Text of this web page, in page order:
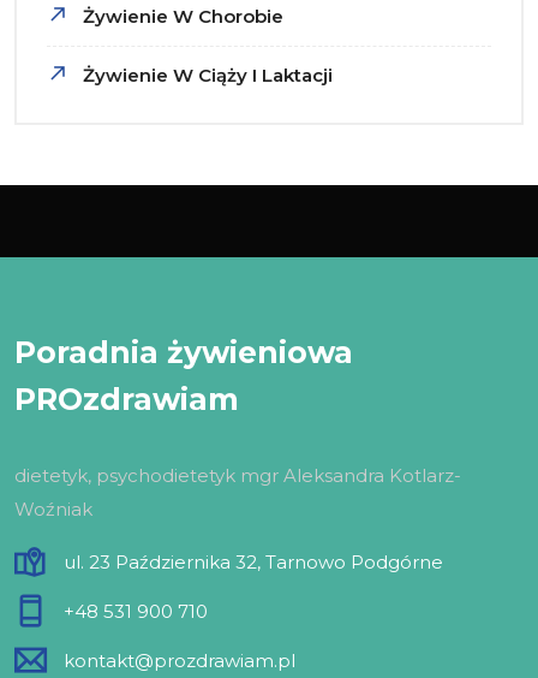
Żywienie W Chorobie
Żywienie W Ciąży I Laktacji
Poradnia żywieniowa
PROzdrawiam
dietetyk, psychodietetyk mgr Aleksandra Kotlarz-
Woźniak
ul. 23 Października 32, Tarnowo Podgórne
+48 531 900 710
kontakt@prozdrawiam.pl